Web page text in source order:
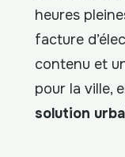
heures
facture
contenu et
pour la ville,
solution